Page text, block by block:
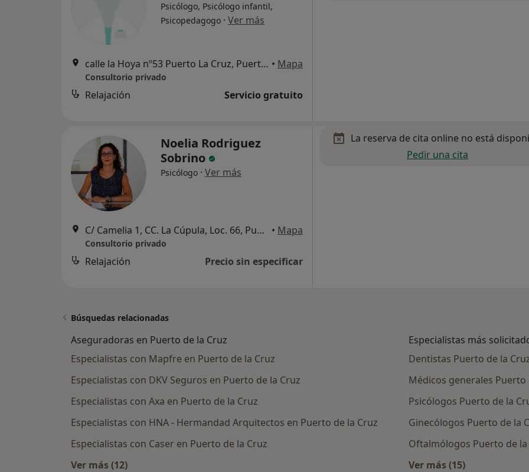
Psicólogo, Psicólogo infantil,
Psicopedagogo · Ver más
calle la Hoya nº53 Puerto La Cruz, Puerto de la Cruz • Mapa
Consultorio privado
Relajación Servicio gratuito
Noelia Rodriguez
Sobrino
Psicólogo · Ver más
C/ Camelia 1, CC. La Cúpula, Loc. 66, Puerto de la Cruz • Mapa
Consultorio privado
Relajación Precio sin especificar
La reserva de cita online no está
Pedir una cita
Búsquedas relacionadas
Aseguradoras en Puerto de la Cruz
Especialistas con Mapfre en Puerto de la Cruz
Especialistas con DKV Seguros en Puerto de la Cruz
Especialistas con Axa en Puerto de la Cruz
Especialistas con HNA - Hermandad Arquitectos en Puerto de la Cruz
Especialistas con Caser en Puerto de la Cruz
Ver más (12)
Especialistas más
Dentistas Puerto de la
Médicos generales Puerto
Psicólogos Puerto de la
Ginecólogos Puerto de la
Oftalmólogos Puerto de la
Ver más (15)